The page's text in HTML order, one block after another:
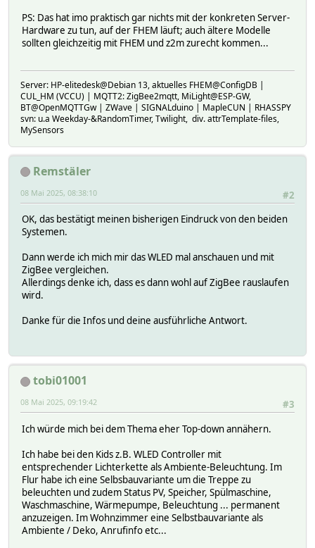
PS: Das hat imo praktisch gar nichts mit der konkreten Server-
Hardware zu tun, auf der FHEM läuft; auch ältere Modelle
sollten gleichzeitig mit FHEM und z2m zurecht kommen...
Server: HP-elitedesk@Debian 13, aktuelles FHEM@ConfigDB |
CUL_HM (VCCU) | MQTT2: ZigBee2mqtt, MiLight@ESP-GW,
BT@OpenMQTTGw | ZWave | SIGNALduino | MapleCUN | RHASSPY
svn: u.a Weekday-&RandomTimer, Twilight, div. attrTemplate-files,
MySensors
Remstäler
#2
08 Mai 2025, 08:38:10
OK, das bestätigt meinen bisherigen Eindruck von den beiden
Systemen.
Dann werde ich mich mir das WLED mal anschauen und mit
ZigBee vergleichen.
Allerdings denke ich, dass es dann wohl auf ZigBee rauslaufen
wird.
Danke für die Infos und deine ausführliche Antwort.
tobi01001
#3
08 Mai 2025, 09:19:42
Ich würde mich bei dem Thema eher Top-down annähern.
Ich habe bei den Kids z.B. WLED Controller mit
entsprechender Lichterkette als Ambiente-Beleuchtung. Im
Flur habe ich eine Selbsbauvariante um die Treppe zu
beleuchten und zudem Status PV, Speicher, Spülmaschine,
Waschmaschine, Wärmepumpe, Beleuchtung ... permanent
anzuzeigen. Im Wohnzimmer eine Selbstbauvariante als
Ambiente / Deko, Anrufinfo etc...